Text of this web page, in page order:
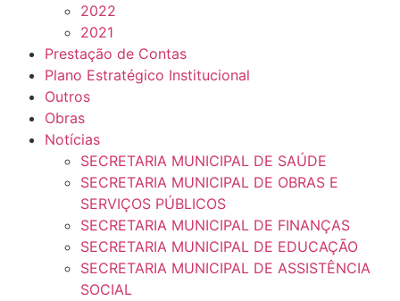
2022
2021
Prestação de Contas
Plano Estratégico Institucional
Outros
Obras
Notícias
SECRETARIA MUNICIPAL DE SAÚDE
SECRETARIA MUNICIPAL DE OBRAS E
SERVIÇOS PÚBLICOS
SECRETARIA MUNICIPAL DE FINANÇAS
SECRETARIA MUNICIPAL DE EDUCAÇÃO
SECRETARIA MUNICIPAL DE ASSISTÊNCIA
SOCIAL